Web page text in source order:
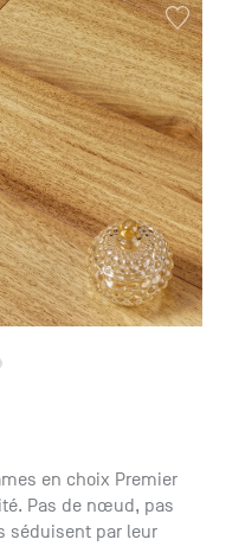
en choix Premier
Pas de nœud, pas
séduisent par leur